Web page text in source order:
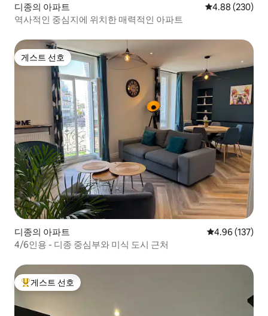
디종의 아파트 평점 4.88점(5
4.88 (230)
역사적인 중심지에 위치한 매력적인 아파트
게스트 선호
게스트 선호
디종의 아파트 평점 4.96점(5
4.96 (137)
4/6인용 - 디종 중심부와 미식 도시 근처
상위 게스트 선호
게스트 선호